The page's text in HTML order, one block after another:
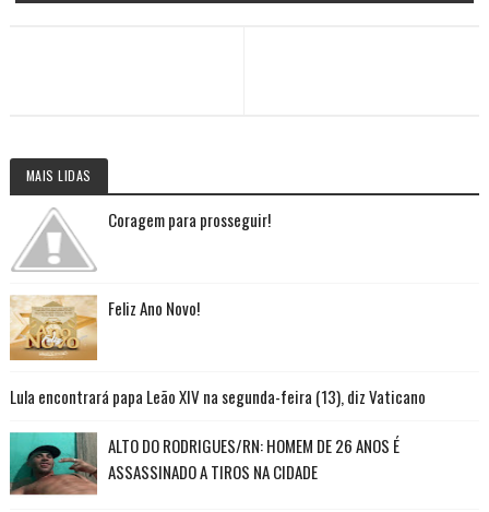
MAIS LIDAS
Coragem para prosseguir!
Feliz Ano Novo!
Lula encontrará papa Leão XIV na segunda-feira (13), diz Vaticano
ALTO DO RODRIGUES/RN: HOMEM DE 26 ANOS É
ASSASSINADO A TIROS NA CIDADE